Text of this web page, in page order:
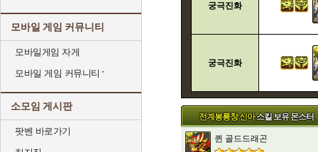
모바일 게임 커뮤니티
모바일게임 자게
모바일 게임 커뮤니티
소모임 게시판
팟벤 바로가기
궁극진화
궁극진화
전계봉룡창 신아스킬 보유 몬스터
퀸 골드드래곤